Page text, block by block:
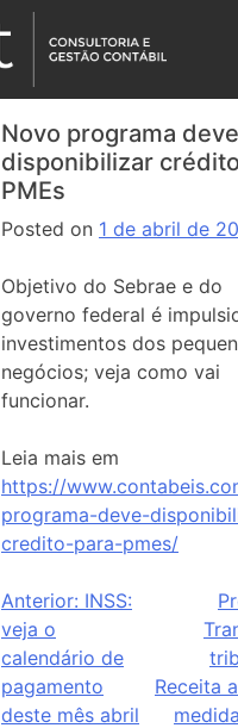
Novo programa deve
disponibilizar
PMEs
Posted on 1 de abril de
Objetivo do Sebrae e do
governo federal é
investimentos dos
negócios; veja como vai
funcionar.
Leia mais em
https://
programa-deve-
credito-para-pmes/
Anterior: INSS:
veja o
calendário de
pagamento
deste mês abril
Receita